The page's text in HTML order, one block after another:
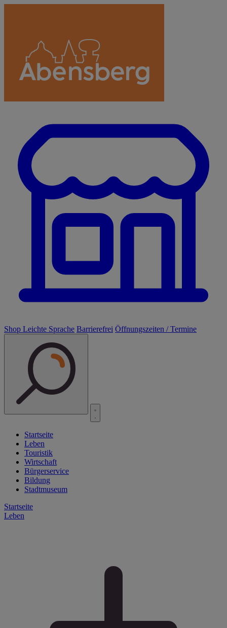
Shop Leichte Sprache Barrierefrei Öffnungszeiten / Termine
Startseite
Leben
Touristik
Wirtschaft
Bürgerservice
Bildung
Stadtmuseum
Startseite
Leben